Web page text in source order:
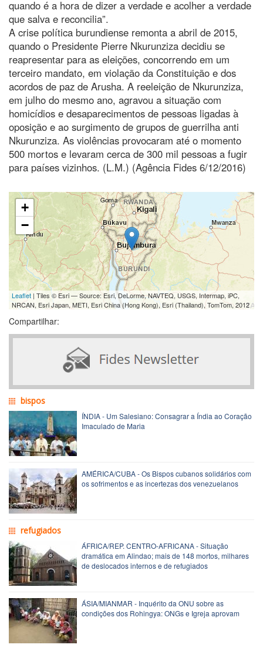
quando é a hora de dizer a verdade e acolher a verdade
que salva e reconcilia”.
A crise política burundiense remonta a abril de 2015,
quando o Presidente Pierre Nkurunziza decidiu se
reapresentar para as eleições, concorrendo em um
terceiro mandato, em violação da Constituição e dos
acordos de paz de Arusha. A reeleição de Nkurunziza,
em julho do mesmo ano, agravou a situação com
homicídios e desaparecimentos de pessoas ligadas à
oposição e ao surgimento de grupos de guerrilha anti
Nkurunziza. As violências provocaram até o momento
500 mortos e levaram cerca de 300 mil pessoas a fugir
para países vizinhos. (L.M.) (Agência Fides 6/12/2016)
+
−
Leaflet | Tiles © Esri — Source: Esri, DeLorme, NAVTEQ, USGS, Intermap, iPC,
NRCAN, Esri Japan, METI, Esri China (Hong Kong), Esri (Thailand), TomTom, 2012
Compartilhar:
bispos
ÍNDIA - Um Salesiano: Consagrar a Índia ao Coração
Imaculado de Maria
AMÉRICA/CUBA - Os Bispos cubanos solidários com
os sofrimentos e as incertezas dos venezuelanos
refugiados
ÁFRICA/REP. CENTRO-AFRICANA - Situação
dramática em Alindao; mais de 148 mortos, milhares
de deslocados internos e de refugiados
ÁSIA/MIANMAR - Inquérito da ONU sobre as
condições dos Rohingya: ONGs e Igreja aprovam